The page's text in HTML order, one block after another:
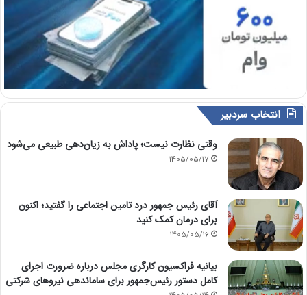
انتخاب سردبیر
وقتی نظارت نیست؛ پاداش به زیان‌دهی طبیعی می‌شود
1405/05/17
آقای رئیس جمهور درد تامین اجتماعی را گفتید؛ اکنون
برای درمان کمک کنید
1405/05/16
بیانیه فراکسیون کارگری مجلس درباره ضرورت اجرای
کامل دستور رئیس‌جمهور برای ساماندهی نیروهای شرکتی